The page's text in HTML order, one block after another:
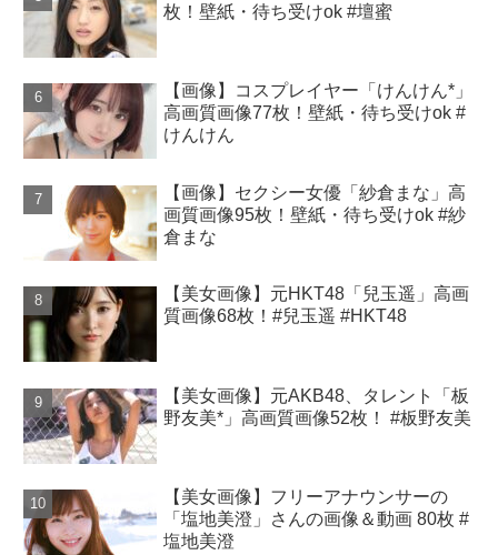
枚！壁紙・待ち受けok #壇蜜
【画像】コスプレイヤー「けんけん*」
高画質画像77枚！壁紙・待ち受けok #
けんけん
【画像】セクシー女優「紗倉まな」高
画質画像95枚！壁紙・待ち受けok #紗
倉まな
【美女画像】元HKT48「兒玉遥」高画
質画像68枚！#兒玉遥 #HKT48
【美女画像】元AKB48、タレント「板
野友美*」高画質画像52枚！ #板野友美
【美女画像】フリーアナウンサーの
「塩地美澄」さんの画像＆動画 80枚 #
塩地美澄